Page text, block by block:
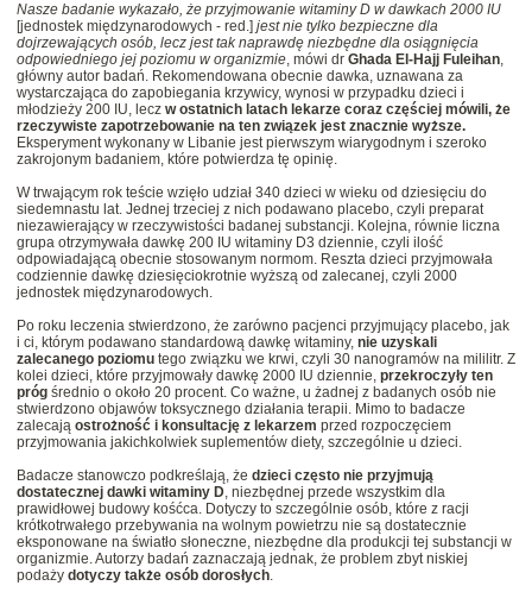
Nasze badanie wykazało, że przyjmowanie witaminy D w dawkach 2000 IU
[jednostek międzynarodowych - red.] jest nie tylko bezpieczne dla
dojrzewających osób, lecz jest tak naprawdę niezbędne dla osiągnięcia
odpowiedniego jej poziomu w organizmie, mówi dr Ghada El-Hajj Fuleihan,
główny autor badań. Rekomendowana obecnie dawka, uznawana za
wystarczająca do zapobiegania krzywicy, wynosi w przypadku dzieci i
młodzieży 200 IU, lecz w ostatnich latach lekarze coraz częściej mówili, że
rzeczywiste zapotrzebowanie na ten związek jest znacznie wyższe.
Eksperyment wykonany w Libanie jest pierwszym wiarygodnym i szeroko
zakrojonym badaniem, które potwierdza tę opinię.
W trwającym rok teście wzięło udział 340 dzieci w wieku od dziesięciu do
siedemnastu lat. Jednej trzeciej z nich podawano placebo, czyli preparat
niezawierający w rzeczywistości badanej substancji. Kolejna, równie liczna
grupa otrzymywała dawkę 200 IU witaminy D3 dziennie, czyli ilość
odpowiadającą obecnie stosowanym normom. Reszta dzieci przyjmowała
codziennie dawkę dziesięciokrotnie wyższą od zalecanej, czyli 2000
jednostek międzynarodowych.
Po roku leczenia stwierdzono, że zarówno pacjenci przyjmujący placebo, jak
i ci, którym podawano standardową dawkę witaminy, nie uzyskali
zalecanego poziomu tego związku we krwi, czyli 30 nanogramów na mililitr. Z
kolei dzieci, które przyjmowały dawkę 2000 IU dziennie, przekroczyły ten
próg średnio o około 20 procent. Co ważne, u żadnej z badanych osób nie
stwierdzono objawów toksycznego działania terapii. Mimo to badacze
zalecają ostrożność i konsultację z lekarzem przed rozpoczęciem
przyjmowania jakichkolwiek suplementów diety, szczególnie u dzieci.
Badacze stanowczo podkreślają, że dzieci często nie przyjmują
dostatecznej dawki witaminy D, niezbędnej przede wszystkim dla
prawidłowej budowy kośćca. Dotyczy to szczególnie osób, które z racji
krótkotrwałego przebywania na wolnym powietrzu nie są dostatecznie
eksponowane na światło słoneczne, niezbędne dla produkcji tej substancji w
organizmie. Autorzy badań zaznaczają jednak, że problem zbyt niskiej
podaży dotyczy także osób dorosłych.